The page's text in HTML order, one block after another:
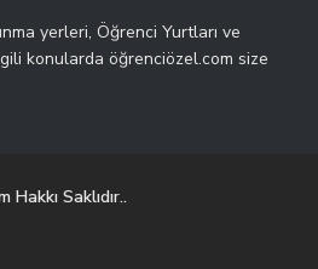
yerleri, Öğrenci Yurtları ve
konularda öğrenciözel.com size
Saklıdır..